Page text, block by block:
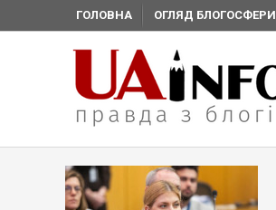
ГОЛОВНА ОГЛЯД БЛОГОСФЕРИ